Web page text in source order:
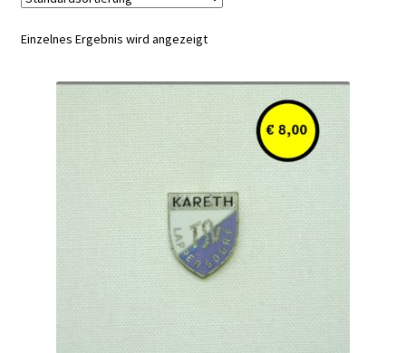
Einzelnes Ergebnis wird angezeigt